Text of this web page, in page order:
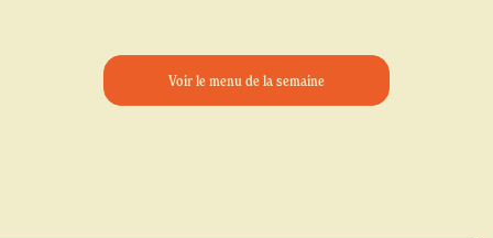
Voir le menu de la semaine